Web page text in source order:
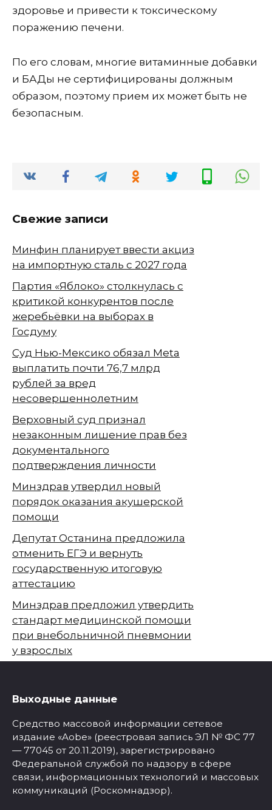
здоровье и привести к токсическому
поражению печени.
По его словам, многие витаминные добавки
и БАДы не сертифицированы должным
образом, поэтому прием их может быть не
безопасным.
Свежие записи
Минфин планирует ввести акциз
на импортную сталь с 2027 года
Партия «Яблоко» столкнулась с
критикой конкурентов после
жеребьёвки на выборах в
Госдуму
Суд Нью-Мексико обязал Meta
выплатить почти 76,7 млрд
рублей за вред
несовершеннолетним
Верховный суд признал
незаконным лишение прав без
документального
подтверждения личности
Минздрав утвердил новый
порядок оказания акушерской
помощи
Депутат Останина предложила
отменить ЕГЭ и вернуть
государственную итоговую
аттестацию
Минздрав предложил утвердить
стандарт медицинской помощи
при внебольничной пневмонии
у взрослых
Выходные данные
Средство массовой информации сетевое
издание «Aobe» (реестровая запись ЭЛ № ФС 77
— 77045 от 20.11.2019), зарегистрировано
Федеральной службой по надзору в сфере
связи, информационных технологий и массовых
коммуникаций (Роскомнадзор).